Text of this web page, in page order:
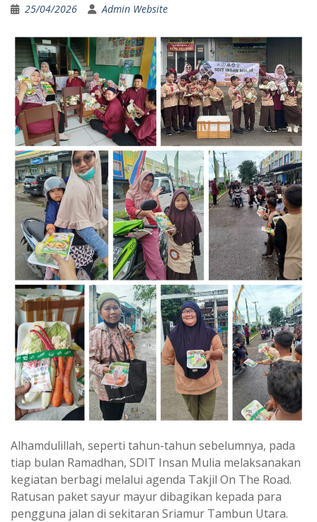
25/04/2026 Admin Website
Alhamdulillah, seperti tahun-tahun sebelumnya, pada
tiap bulan Ramadhan, SDIT Insan Mulia melaksanakan
kegiatan berbagi melalui agenda Takjil On The Road.
Ratusan paket sayur mayur dibagikan kepada para
pengguna jalan di sekitaran Sriamur Tambun Utara.